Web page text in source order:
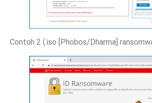
Contoh 2 (.iso [Phobos/Dharma]